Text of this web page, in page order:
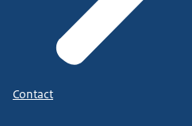
Contact